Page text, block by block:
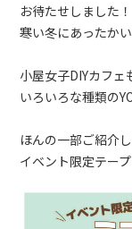
お待たせしました！
寒い冬にあったか
小屋女子DIYカフェ
いろいろな種類の
ほんの一部ご紹介
イベント限定テー